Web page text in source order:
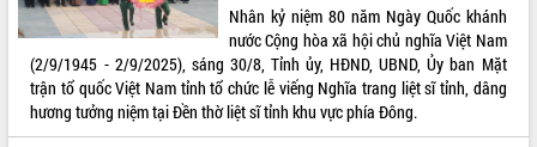
SỞ, BAN, NGÀNH
UBND CÁC XÃ, PHƯỜNG
THÔNG TIN CHỈ ĐẠO ĐIỀU HÀNH
Nhân kỷ niệm 80 năm Ngày Quốc khánh
nước Cộng hòa xã hội chủ nghĩa Việt Nam
(2/9/1945 - 2/9/2025), sáng 30/8, Tỉnh ủy, HĐND, UBND, Ủy ban Mặt
trận tổ quốc Việt Nam tỉnh tổ chức lễ viếng Nghĩa trang liệt sĩ tỉnh, dâng
hương tưởng niệm tại Đền thờ liệt sĩ tỉnh khu vực phía Đông.